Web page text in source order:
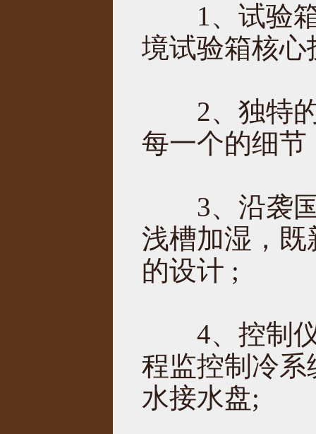
1、试验箱
境试验箱核心
2、独特的
每一个的细
3、沿袭国
浅槽加湿，
的设计 ;
4、控制仪
程监控制冷
水接水盘;